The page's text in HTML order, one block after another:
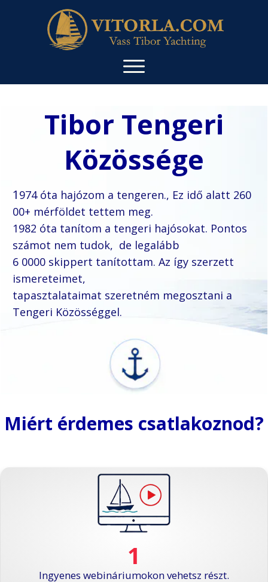
Tibor Tengeri
Közössége
1 974 óta hajózom a tengeren., Ez idő alatt 260
00+ mérföldet tettem meg.
1982 óta tanítom a tengeri hajósokat. Pontos
számot nem tudok, de legalább
6 0000 skippert tanítottam. Az így szerzett
ismereteimet,
tapasztalataimat szeretném megosztani a
Tengeri Közösséggel.
Miért érdemes csatlakoznod?
1
Ingyenes webináriumokon vehetsz részt.